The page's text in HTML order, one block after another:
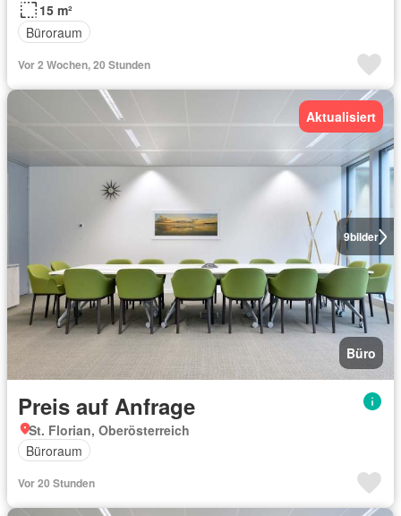
15 m²
Büroraum
Vor 2 Wochen, 20 Stunden
9bilder
Aktualisiert
Büro
Preis auf Anfrage
St. Florian, Oberösterreich
Büroraum
Vor 20 Stunden